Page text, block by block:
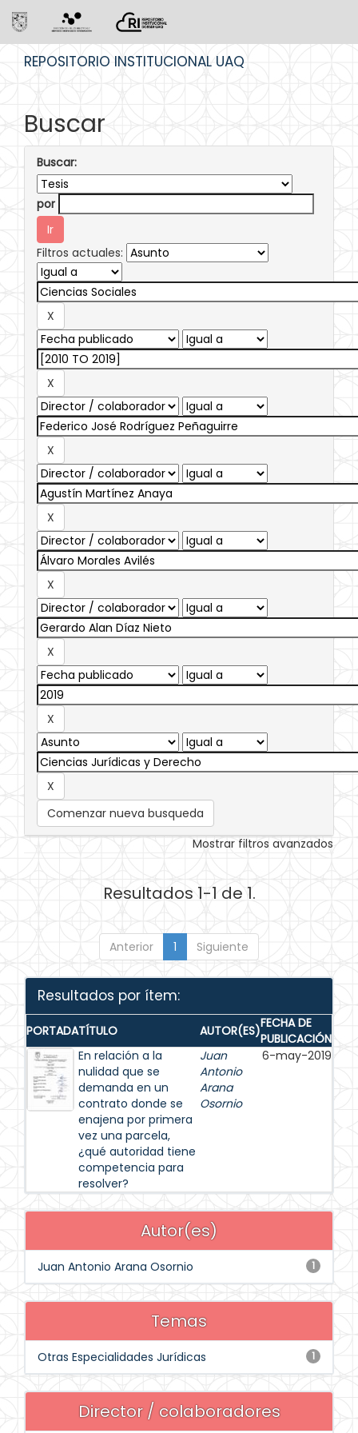
REPOSITORIO INSTITUCIONAL UAQ
Buscar
Buscar:
por
Filtros actuales:
Comenzar nueva busqueda
Mostrar filtros avanzados
Resultados 1-1 de 1.
Anterior 1 Siguiente
Resultados por ítem:
PORTADATÍTULO AUTOR(ES)FECHA DE
PUBLICACIÓN
En relación a la
nulidad que se
demanda en un
contrato donde se
enajena por primera
vez una parcela,
¿qué autoridad tiene
competencia para
resolver?
Juan
Antonio
Arana
Osornio
6-may-2019
Autor(es)
1
Juan Antonio Arana Osornio
Temas
1
Otras Especialidades Jurídicas
Director / colaboradores